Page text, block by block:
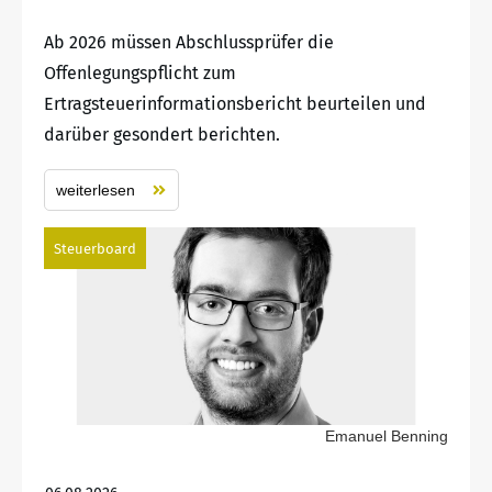
Ab 2026 müssen Abschlussprüfer die
Offenlegungspflicht zum
Ertragsteuerinformationsbericht beurteilen und
darüber gesondert berichten.
weiterlesen
Steuerboard
Emanuel Benning